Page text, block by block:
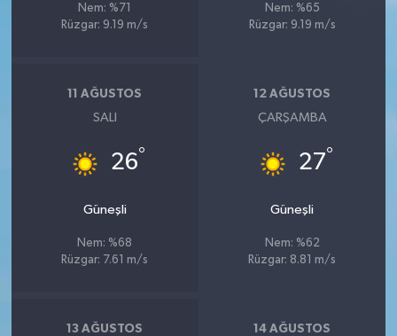
Nem: %71
Rüzgar: 9.19 m/s
Nem: %65
Rüzgar: 9.19 m/s
11 AĞUSTOS
SALI
26°
Güneşli
Nem: %68
Rüzgar: 7.61 m/s
12 AĞUSTOS
ÇARŞAMBA
27°
Güneşli
Nem: %62
Rüzgar: 8.81 m/s
13 AĞUSTOS 14 AĞUSTOS